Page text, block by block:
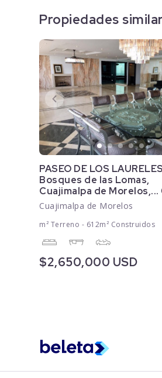
Propiedades
PASEO DE LOS
Bosques de las Lomas,
Cuajimalpa de Morelos,...
Cuajimalpa de Morelos
m² Terreno - 612m² Construidos
$2,650,000 USD